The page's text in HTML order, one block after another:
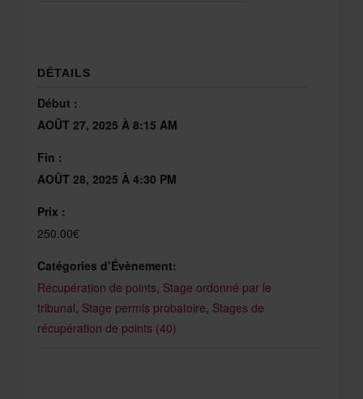
DÉTAILS
Début :
AOÛT 27, 2025 À 8:15 AM
Fin :
AOÛT 28, 2025 À 4:30 PM
Prix :
250.00€
Catégories d’Évènement:
Récupération de points Stage ordonné par le
tribunal Stage permis probatoire Stages de
récupération de points (40)